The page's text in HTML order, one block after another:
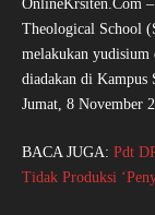
OnlineKrsiten.Com
Theological School
melakukan yudisium
diadakan di Kampus
Jumat, 8 November
BACA JUGA: Pdt
Tidak Produksi